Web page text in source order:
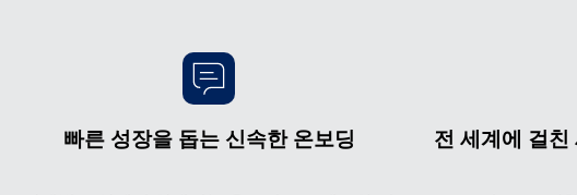
빠른 성장을 돕는 신속한 온보딩 전 세계에 걸친